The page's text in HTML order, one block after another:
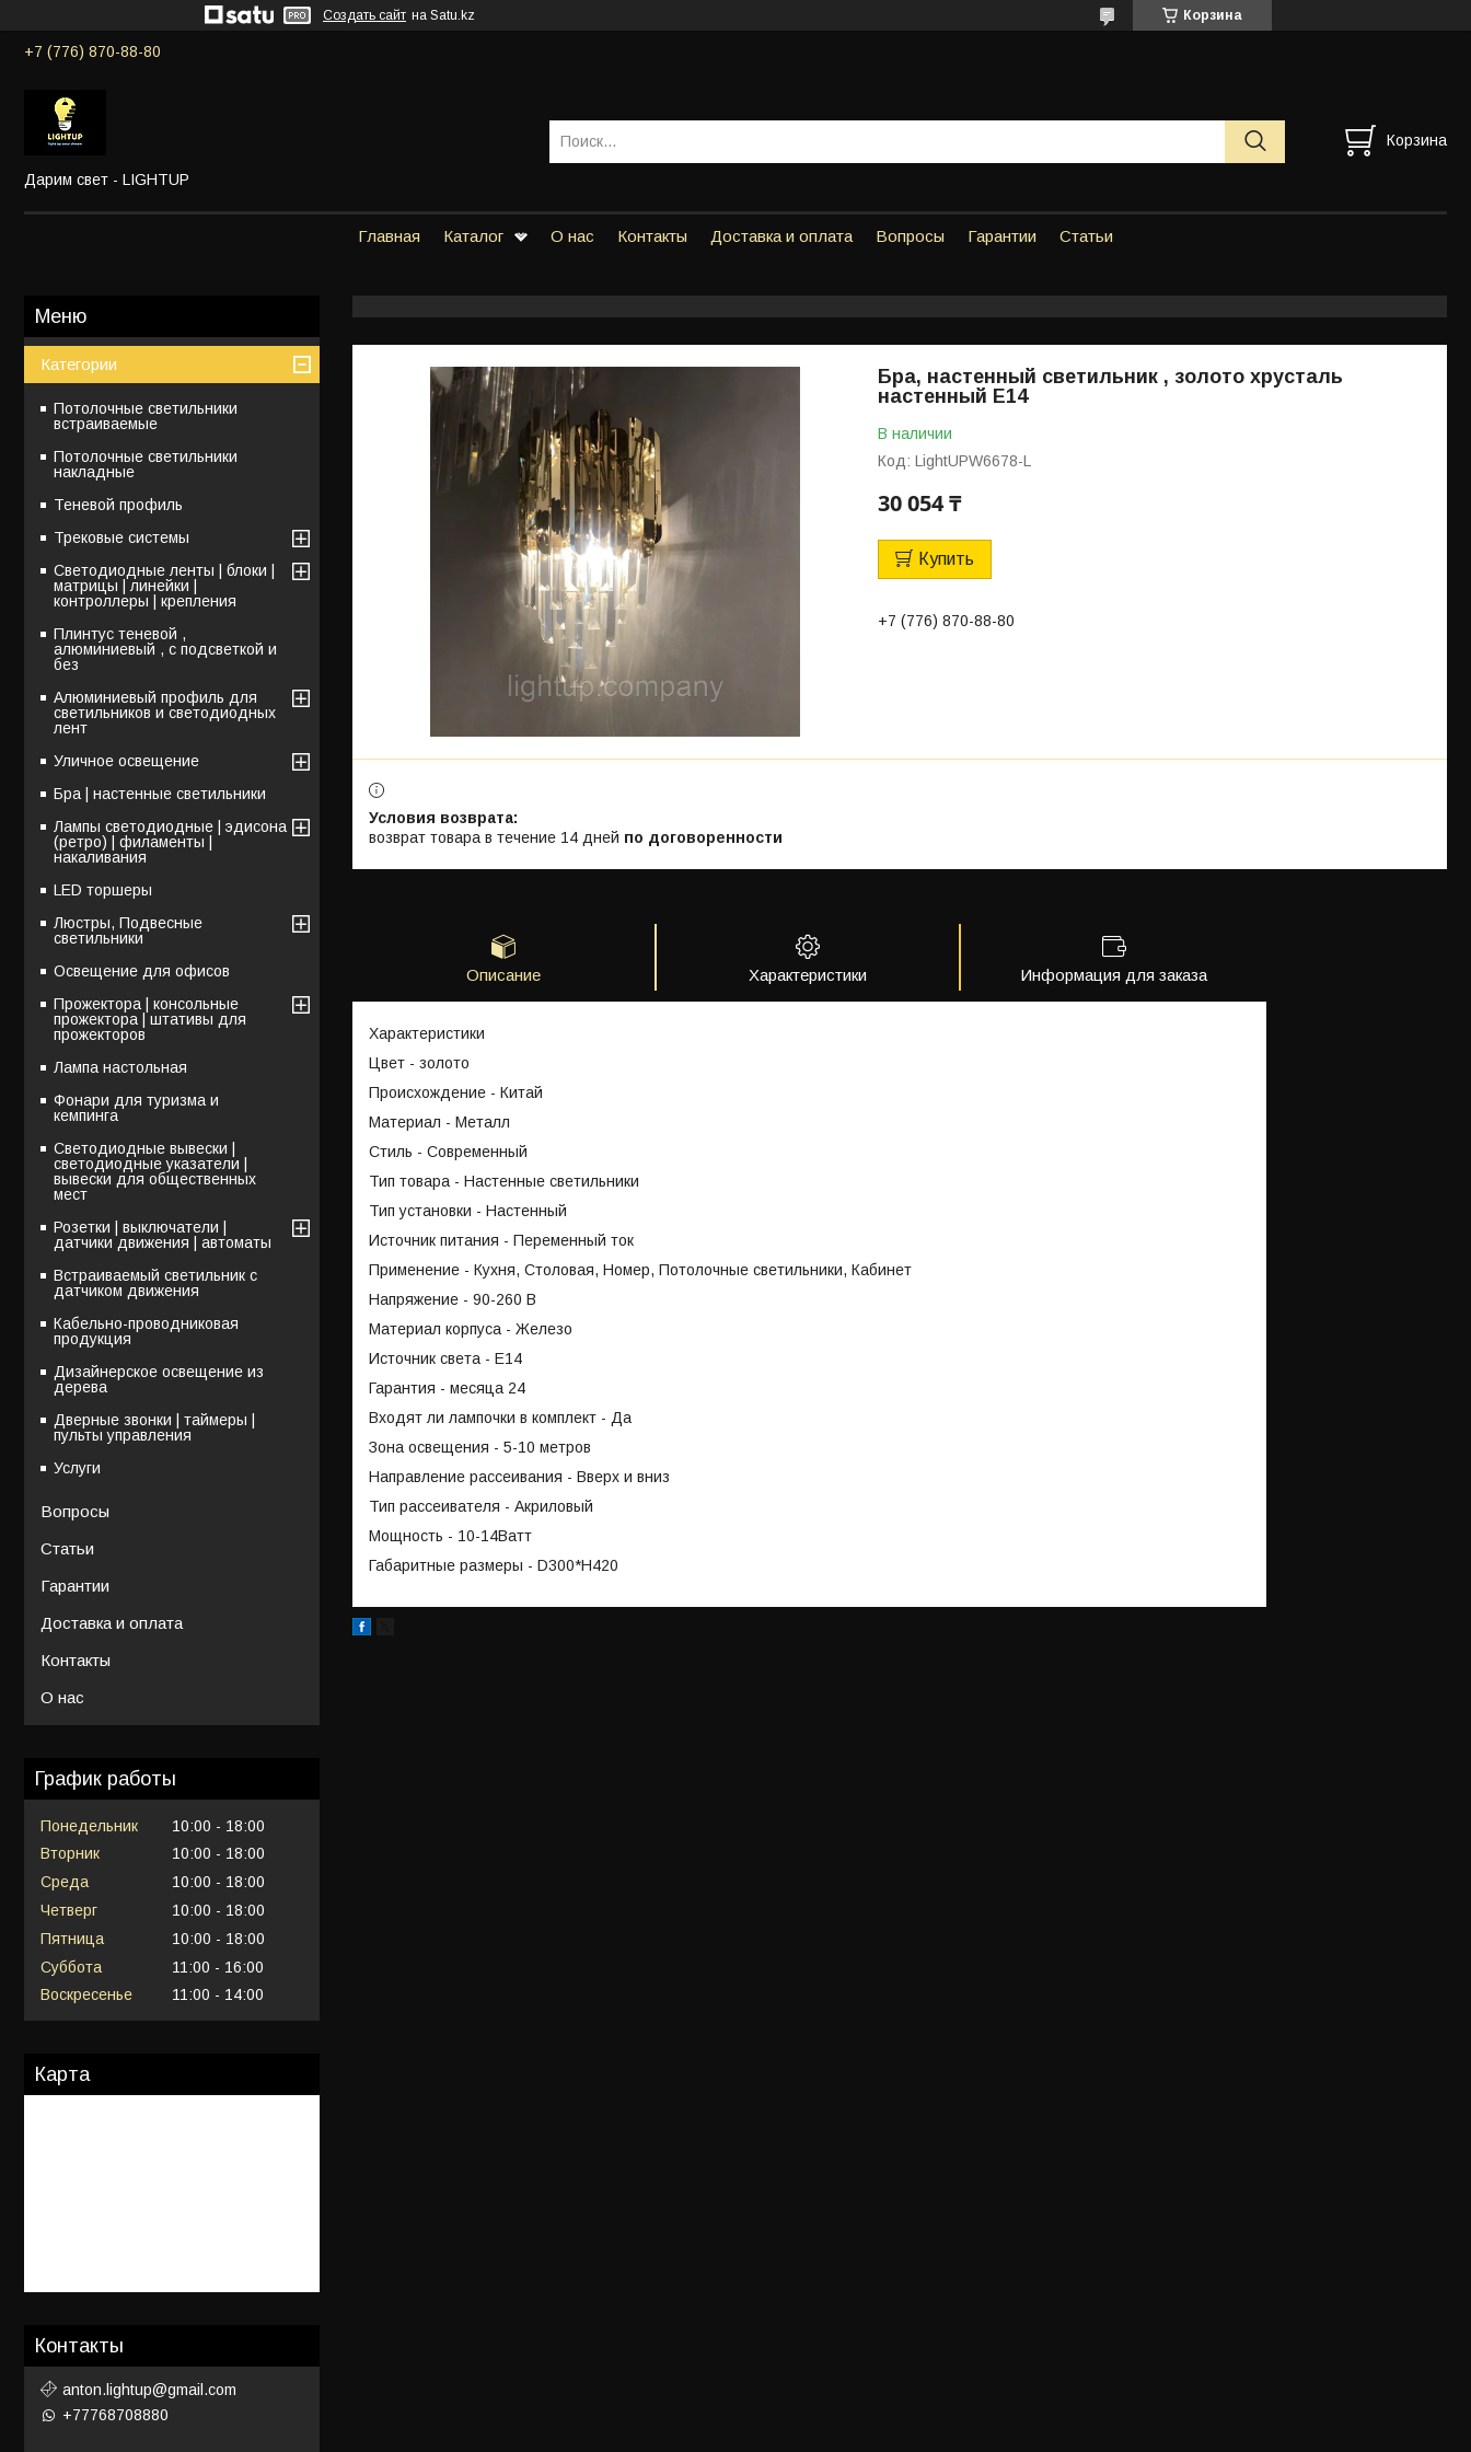
Создать сайт на Satu.kz Корзина
+7 (776) 870-88-80
Дарим свет - LIGHTUP
Корзина
Главная Каталог О нас Контакты Доставка и оплата Вопросы Гарантии Статьи
Бра, настенный светильник , золото хрусталь
настенный Е14
В наличии
Код: LightUPW6678-L
30 054 ₸
Купить
+7 (776) 870-88-80
возврат товара в течение 14 дней по договоренности
Описание Характеристики Информация для заказа
Характеристики
Цвет - золото
Происхождение - Китай
Материал - Металл
Стиль - Современный
Тип товара - Настенные светильники
Тип установки - Настенный
Источник питания - Переменный ток
Применение - Кухня, Столовая, Номер, Потолочные светильники, Кабинет
Напряжение - 90-260 В
Материал корпуса - Железо
Источник света - Е14
Гарантия - месяца 24
Входят ли лампочки в комплект - Да
Зона освещения - 5-10 метров
Направление рассеивания - Вверх и вниз
Тип рассеивателя - Акриловый
Мощность - 10-14Ватт
Габаритные размеры - D300*H420
Категории
Потолочные светильники
встраиваемые
Потолочные светильники
накладные
Теневой профиль
Трековые системы
Светодиодные ленты | блоки |
матрицы | линейки |
контроллеры | крепления
Плинтус теневой ,
алюминиевый , с подсветкой и
без
Алюминиевый профиль для
светильников и светодиодных
лент
Уличное освещение
Бра | настенные светильники
Лампы светодиодные | эдисона
(ретро) | филаменты |
накаливания
LED торшеры
Люстры, Подвесные
светильники
Освещение для офисов
Прожектора | консольные
прожектора | штативы для
прожекторов
Лампа настольная
Фонари для туризма и
кемпинга
Светодиодные вывески |
светодиодные указатели |
вывески для общественных
мест
Розетки | выключатели |
датчики движения | автоматы
Встраиваемый светильник с
датчиком движения
Кабельно-проводниковая
продукция
Дизайнерское освещение из
дерева
Дверные звонки | таймеры |
пульты управления
Услуги
Вопросы
Статьи
Гарантии
Доставка и оплата
Контакты
О нас
График работы
Понедельник 10:00
18:00
Вторник
10:00
18:00
Среда
10:00
18:00
Четверг
10:00
18:00
Пятница
10:00
18:00
Суббота
11:00
16:00
Воскресенье
11:00 14:00
Карта
Контакты
anton.lightup@gmail.com
+77768708880